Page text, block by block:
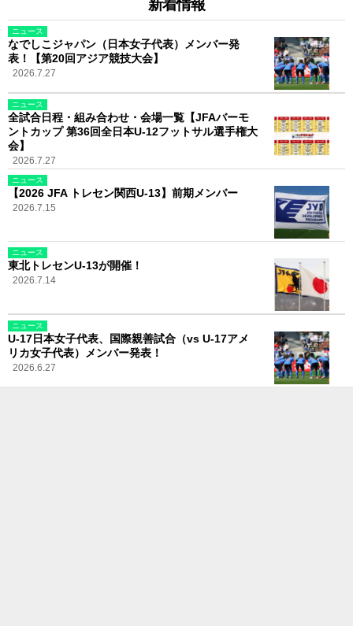
新着情報
ニュース
なでしこジャパン（日本女子代表）メンバー発
表！【第20回アジア競技大会】
2026.7.27
ニュース
全試合日程・組み合わせ・会場一覧【JFAバーモ
ントカップ 第36回全日本U-12フットサル選手権大
会】
2026.7.27
ニュース
【2026 JFA トレセン関西U-13】前期メンバー
2026.7.15
ニュース
東北トレセンU-13が開催！
2026.7.14
ニュース
U-17日本女子代表、国際親善試合（vs U-17アメ
リカ女子代表）メンバー発表！
2026.6.27